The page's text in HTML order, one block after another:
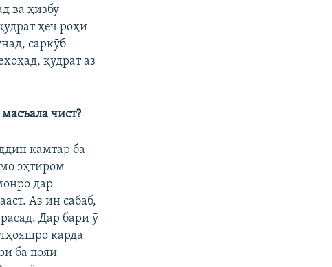
ва ҳизбу
ҳеч роҳи
саркӯб
қудрат аз
чист?
камтар ба
эҳтиром
дар
Аз ин сабаб,
Дар бари ӯ
карда
ба пояи